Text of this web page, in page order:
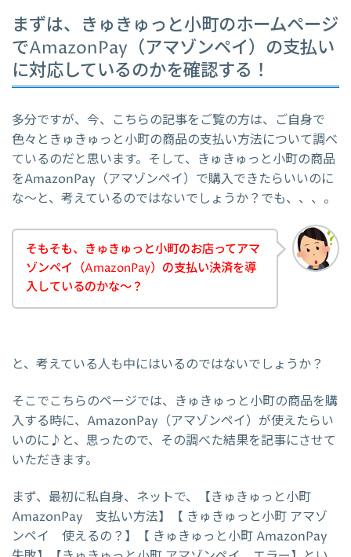
まずは、きゅきゅっと小町のホームページ
でAmazonPay（アマゾンペイ）の支払い
に対応しているのかを確認する！
多分ですが、今、こちらの記事をご覧の方は、ご自身で
色々ときゅきゅっと小町の商品の支払い方法について調べ
ているのだと思います。そして、きゅきゅっと小町の商品
をAmazonPay（アマゾンペイ）で購入できたらいいのに
な～と、考えているのではないでしょうか？でも、、、。
そもそも、きゅきゅっと小町のお店ってアマ
ゾンペイ（AmazonPay）の支払い決済を導
入しているのかな～？
と、考えている人も中にはいるのではないでしょうか？
そこでこちらのページでは、きゅきゅっと小町の商品を購
入する時に、AmazonPay（アマゾンペイ）が使えたらい
いのに♪と、思ったので、その調べた結果を記事にさせて
いただきます。
まず、最初に私自身、ネットで、【きゅきゅっと小町
AmazonPay 支払い方法】【 きゅきゅっと小町 アマゾ
ンペイ 使えるの？】【 きゅきゅっと小町 AmazonPay